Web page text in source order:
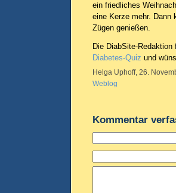
ein friedliches
eine Kerze mehr. Dann
Zügen genießen.
Die DiabSite-
Diabetes-Quiz und
Helga Uphoff, 26.
Weblog
Kommentar